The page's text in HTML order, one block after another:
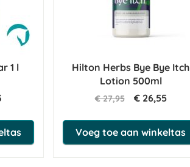
1 l
Hilton Herbs Bye Bye Itch
Lotion 500ml
€ 27,95 € 26,55
Voeg toe aan winkeltas